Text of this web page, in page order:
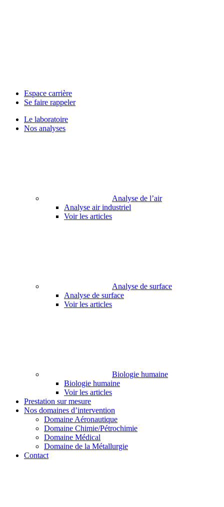
Espace carrière
Se faire rappeler
Le laboratoire
Nos analyses
Analyse de l’air
Analyse air industriel
Voir les articles
Analyse de surface
Analyse de surface
Voir les articles
Biologie humaine
Biologie humaine
Voir les articles
Prestation sur mesure
Nos domaines d’intervention
Domaine Aéronautique
Domaine Chimie/Pétrochimie
Domaine Médical
Domaine de la Métallurgie
Contact